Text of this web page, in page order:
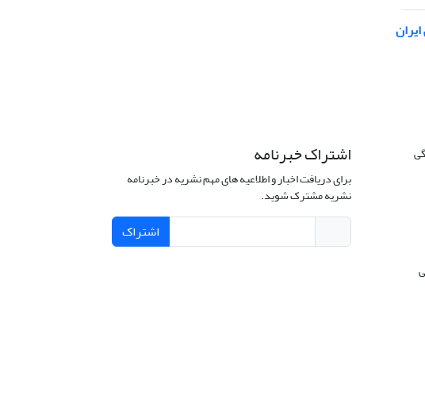
اشتراک خبرنامه
برای دریافت اخبار و اطلاعیه های مهم نشریه در خبرنامه
نشریه مشترک شوید.
اشتراک